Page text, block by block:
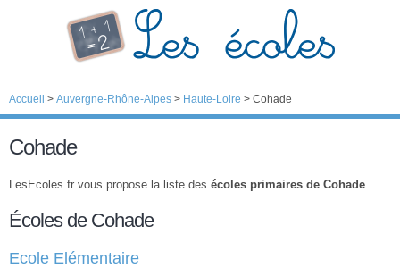
Accueil > Auvergne-Rhône-Alpes > Haute-Loire > Cohade
Cohade
LesEcoles.fr vous propose la liste des écoles primaires de Cohade.
Écoles de Cohade
Ecole Elémentaire